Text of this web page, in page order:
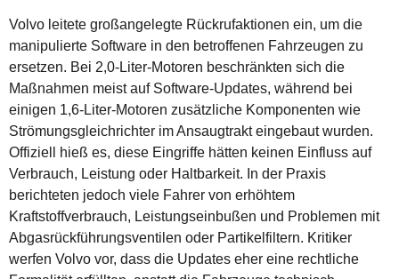
Volvo leitete großangelegte Rückrufaktionen ein, um die
manipulierte Software in den betroffenen Fahrzeugen zu
ersetzen. Bei 2,0-Liter-Motoren beschränkten sich die
Maßnahmen meist auf Software-Updates, während bei
einigen 1,6-Liter-Motoren zusätzliche Komponenten wie
Strömungsgleichrichter im Ansaugtrakt eingebaut wurden.
Offiziell hieß es, diese Eingriffe hätten keinen Einfluss auf
Verbrauch, Leistung oder Haltbarkeit. In der Praxis
berichteten jedoch viele Fahrer von erhöhtem
Kraftstoffverbrauch, Leistungseinbußen und Problemen mit
Abgasrückführungsventilen oder Partikelfiltern. Kritiker
werfen Volvo vor, dass die Updates eher eine rechtliche